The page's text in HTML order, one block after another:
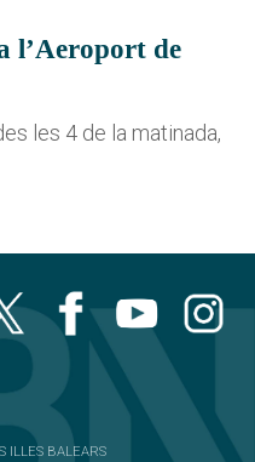
l’Aeroport de
les 4 de la matinada,
ILLES BALEARS